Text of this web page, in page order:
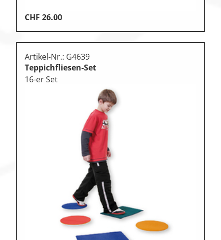
CHF 26.00
Artikel-Nr.: G4639
Teppichfliesen-Set
16-er Set